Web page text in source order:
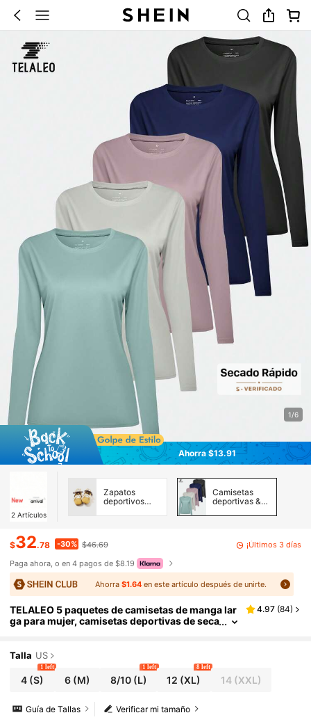
1/6
Ahorra $13.91
2 Artículos
Zapatos
deportivos
Camisetas
deportivas &
mujer
$32.78 -30% $46.69
¡Últimos 3 días
Paga ahora, o en 4 pagos de $8.19
Ahorra$1.64 en este artículo después de unirte.
TELALEO 5 paquetes de camisetas de manga lar
ga para mujer, camisetas deportivas de seca
e fútbol, atuendos de playa, deportes
4.97 (84)
Talla US
4 (S)
1 left
6 (M) 8/10(L)
1 left
12 (XL)
8 left
14 (XXL)
Verificar mi tamaño
Guía de Tallas